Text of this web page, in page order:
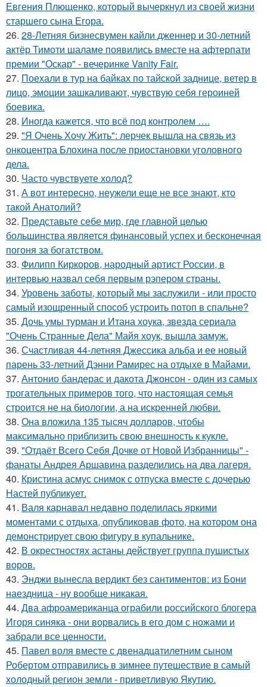
Евгения Плющенко, который вычеркнул из своей жизни
старшего сына Егора.
26. 28-Летняя бизнесвумен кайли дженнер и 30-летний
актёр Тимоти шаламе появились вместе на афтерпати
премии "Оскар" - вечеринке Vanity Fair.
27. Поехали в тур на байках по тайской заднице, ветер в
лицо, эмоции зашкаливают, чувствую себя героиней
боевика.
28. Иногда кажется, что всё под контролем ….
29. "Я Очень Хочу Жить": лерчек вышла на связь из
онкоцентра Блохина после приостановки уголовного
дела.
30. Часто чувствуете холод?
31. А вот интересно, неужели еще не все знают, кто
такой Анатолий?
32. Представьте себе мир, где главной целью
большинства является финансовый успех и бесконечная
погоня за богатством.
33. Филипп Киркоров, народный артист России, в
интервью назвал себя первым рэпером страны.
34. Уровень заботы, который мы заслужили - или просто
самый изощренный способ устроить потоп в спальне?
35. Дочь умы турман и Итана хоука, звезда сериала
"Очень Странные Дела" Майя хоук, вышла замуж.
36. Счастливая 44-летняя Джессика альба и ее новый
парень 33-летний Дэнни Рамирес на отдыхе в Майами.
37. Антонио бандерас и дакота Джонсон - один из самых
трогательных примеров того, что настоящая семья
строится не на биологии, а на искренней любви.
38. Она вложила 135 тысяч долларов, чтобы
максимально приблизить свою внешность к кукле.
39. "Отдаёт Всего Себя Дочке от Новой Избранницы" -
фанаты Андрея Аршавина разделились на два лагеря.
40. Кристина асмус снимок с отпуска вместе с дочерью
Настей публикует.
41. Валя карнавал недавно поделилась яркими
моментами с отдыха, опубликовав фото, на котором она
демонстрирует свою фигуру в купальнике.
42. В окрестностях астаны действует группа пушистых
воров.
43. Энджи вынесла вердикт без сантиментов: из Бони
наездница - ну вообще никакая.
44. Два афроамериканца ограбили российского блогера
Игоря синяка - они ворвались в его дом с ножами и
забрали все ценности.
45. Павел воля вместе с двенадцатилетним сыном
Робертом отправились в зимнее путешествие в самый
холодный регион земли - приветливую Якутию.